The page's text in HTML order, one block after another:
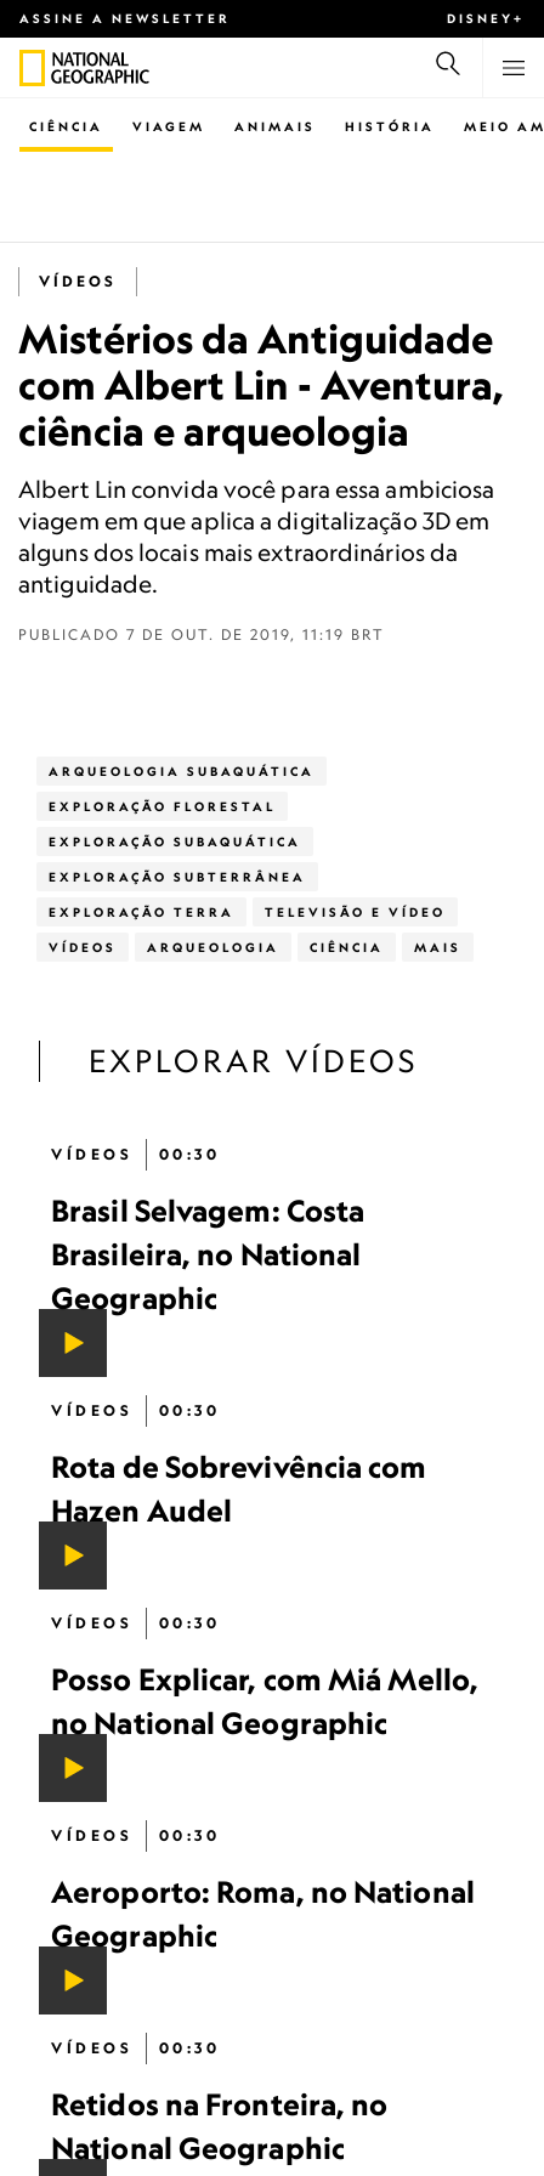
ASSINE A NEWSLETTER DISNEY+
CIÊNCIA VIAGEM ANIMAIS HISTÓRIA MEIO
VÍDEOS
Mistérios da Antiguidade
com Albert Lin - Aventura,
ciência e arqueologia
Albert Lin convida você para essa ambiciosa
viagem em que aplica a digitalização 3D em
alguns dos locais mais extraordinários da
antiguidade.
PUBLICADO 7 DE OUT. DE 2019, 11:19 BRT
ARQUEOLOGIA SUBAQUÁTICA
EXPLORAÇÃO FLORESTAL
EXPLORAÇÃO SUBAQUÁTICA
EXPLORAÇÃO SUBTERRÂNEA
EXPLORAÇÃO TERRA TELEVISÃO E VÍDEO
VÍDEOS ARQUEOLOGIA CIÊNCIA MAIS
EXPLORAR VÍDEOS
VÍDEOS 00:30
Brasil Selvagem: Costa
Brasileira, no National
Geographic
VÍDEOS 00:30
Rota de Sobrevivência com
Hazen Audel
VÍDEOS 00:30
Posso Explicar, com Miá Mello,
no National Geographic
VÍDEOS 00:30
Aeroporto: Roma, no National
Geographic
VÍDEOS 00:30
Retidos na Fronteira, no
National Geographic